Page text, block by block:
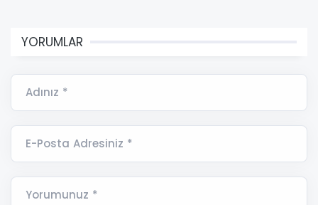
YORUMLAR
Adınız *
E-Posta Adresiniz *
Yorumunuz *